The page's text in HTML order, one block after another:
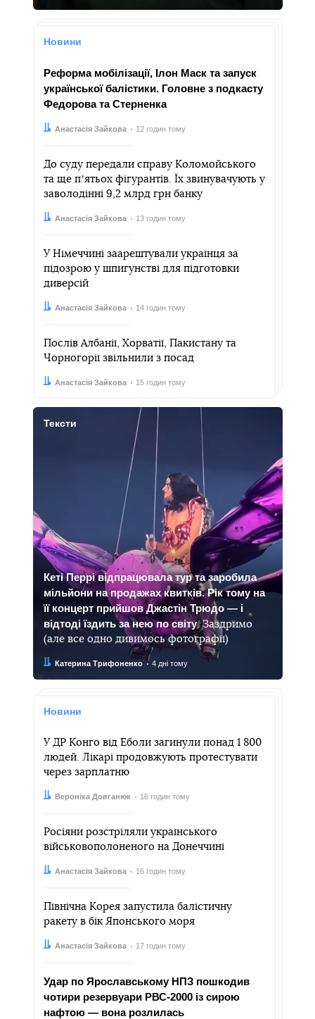
Новини
Реформа мобілізації, Ілон Маск та запуск
української балістики. Головне з подкасту
Федорова та Стерненка
Автор:Анастасія Зайкова
Дата: 12 годин тому
До суду передали справу Коломойського
та ще пʼятьох фігурантів. Їх звинувачують у
заволодінні 9,2 млрд грн банку
Автор:Анастасія Зайкова
Дата: 13 годин тому
У Німеччині заарештували українця за
підозрою у шпигунстві для підготовки
диверсій
Автор:Анастасія Зайкова
Дата: 14 годин тому
Послів Албанії, Хорватії, Пакистану та
Чорногорії звільнили з посад
Автор:Анастасія Зайкова
Дата: 15 годин тому
Тексти
Кеті Перрі відпрацювала тур та заробила
мільйони на продажах квитків. Рік тому на
її концерт прийшов Джастін Трюдо — і
відтоді їздить за нею по світу. Заздримо
(але все одно дивимось фотографії)
Автор:
Катерина Трифоненко
Дата: 4 дні тому
Новини
У ДР Конго від Еболи загинули понад 1 800
людей. Лікарі продовжують протестувати
через зарплатню
Автор:
Вероніка Довганюк
Дата: 16 годин тому
Росіяни розстріляли українського
військовополоненого на Донеччині
Автор:Анастасія Зайкова
Дата: 16 годин тому
Північна Корея запустила балістичну
ракету в бік Японського моря
Автор:Анастасія Зайкова
Дата: 17 годин тому
Удар по Ярославському НПЗ пошкодив
чотири резервуари РВС-2000 із сирою
нафтою — вона розлилась